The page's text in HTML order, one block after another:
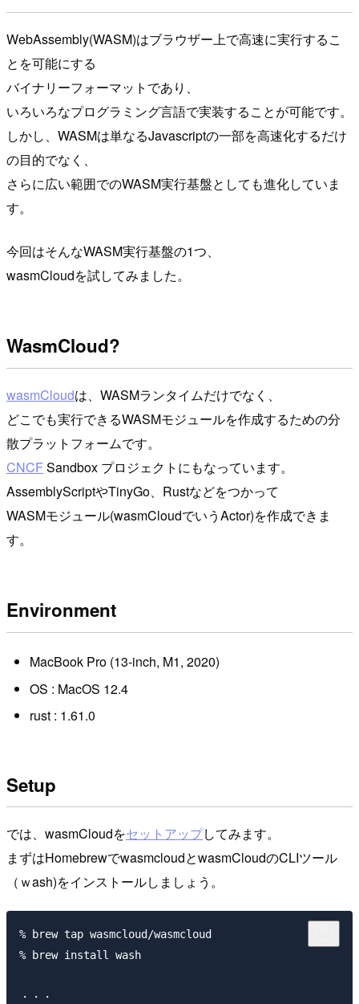
WebAssembly(WASM)はブラウザー上で高速に実行するこ
とを可能にする
バイナリーフォーマットであり、
いろいろなプログラミング言語で実装することが可能です。
しかし、WASMは単なるJavascriptの一部を高速化するだけ
の目的でなく、
さらに広い範囲でのWASM実行基盤としても進化していま
す。
今回はそんなWASM実行基盤の1つ、
wasmCloudを試してみました。
WasmCloud?
wasmCloudは、WASMランタイムだけでなく、
どこでも実行できるWASMモジュールを作成するための分
散プラットフォームです。
CNCFSandbox プロジェクトにもなっています。
AssemblyScriptやTinyGo、Rustなどをつかって
WASMモジュール(wasmCloudでいうActor)を作成できま
す。
Environment
MacBook Pro (13-inch, M1, 2020)
OS : MacOS 12.4
rust : 1.61.0
Setup
では、wasmCloudをセットアップしてみます。
まずはHomebrewでwasmcloudとwasmCloudのCLIツール
（ｗash)をインストールしましょう。
% brew tap wasmcloud/wasmcloud
% brew install wash
・・・